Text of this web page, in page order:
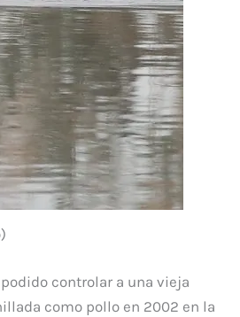
controlar a una vieja
como pollo en 2002 en la